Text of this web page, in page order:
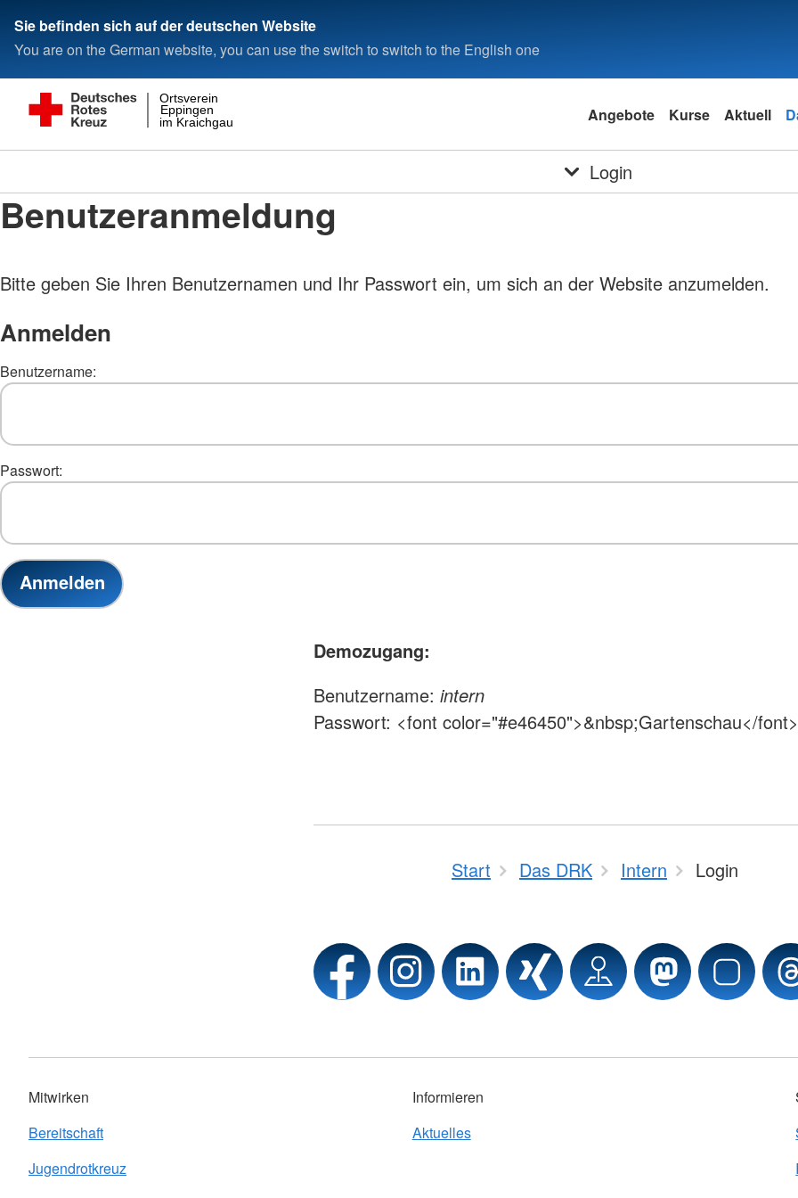
Sie befinden sich auf der deutschen Website
You are on the German website, you can use the switch to switch to the English one
im Kraichgau
Eppingen
Ortsverein
Angebote Kurse Aktuell
Login
Benutzeranmeldung
Bitte geben Sie Ihren Benutzernamen und Ihr Passwort ein, um sich an der Website anzumelden.
Anmelden
Benutzername:
Passwort:
Demozugang:
Benutzername: intern
Passwort: <font color="#e46450">&nbsp;Gartenschau</font>
Start Das DRK Intern Login
Mitwirken
Bereitschaft
Jugendrotkreuz
Informieren
Aktuelles